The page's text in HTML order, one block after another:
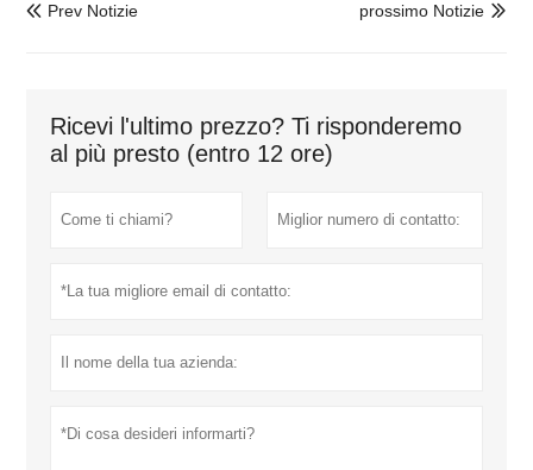
 Prev Notizie 
prossimo Notizie
Ricevi l'ultimo prezzo? Ti risponderemo
al più presto (entro 12 ore)